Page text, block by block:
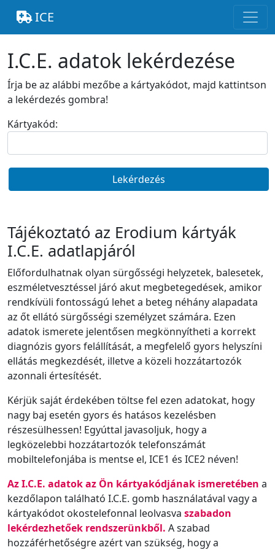
ICE
I.C.E. adatok lekérdezése
Írja be az alábbi mezőbe a kártyakódot, majd kattintson
a lekérdezés gombra!
Kártyakód:
Lekérdezés
Tájékoztató az Erodium kártyák
I.C.E. adatlapjáról
Előfordulhatnak olyan sürgősségi helyzetek, balesetek,
eszméletvesztéssel járó akut megbetegedések, amikor
rendkívüli fontosságú lehet a beteg néhány alapadata
az őt ellátó sürgősségi személyzet számára. Ezen
adatok ismerete jelentősen megkönnyítheti a korrekt
diagnózis gyors felállítását, a megfelelő gyors helyszíni
ellátás megkezdését, illetve a közeli hozzátartozók
azonnali értesítését.
Kérjük saját érdekében töltse fel ezen adatokat, hogy
nagy baj esetén gyors és hatásos kezelésben
részesülhessen! Egyúttal javasoljuk, hogy a
legközelebbi hozzátartozók telefonszámát
mobiltelefonjába is mentse el, ICE1 és ICE2 néven!
Az I.C.E. adatok az Ön kártyakódjának ismeretében a
kezdőlapon található I.C.E. gomb használatával vagy a
kártyakódot okostelefonnal leolvasva szabadon
lekérdezhetőek rendszerünkből. A szabad
hozzáférhetőségre azért van szükség, hogy a